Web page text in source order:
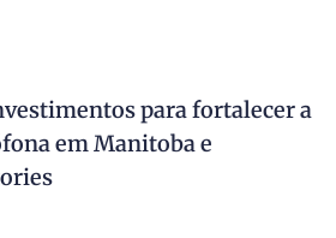
para fortalecer a
em Manitoba e